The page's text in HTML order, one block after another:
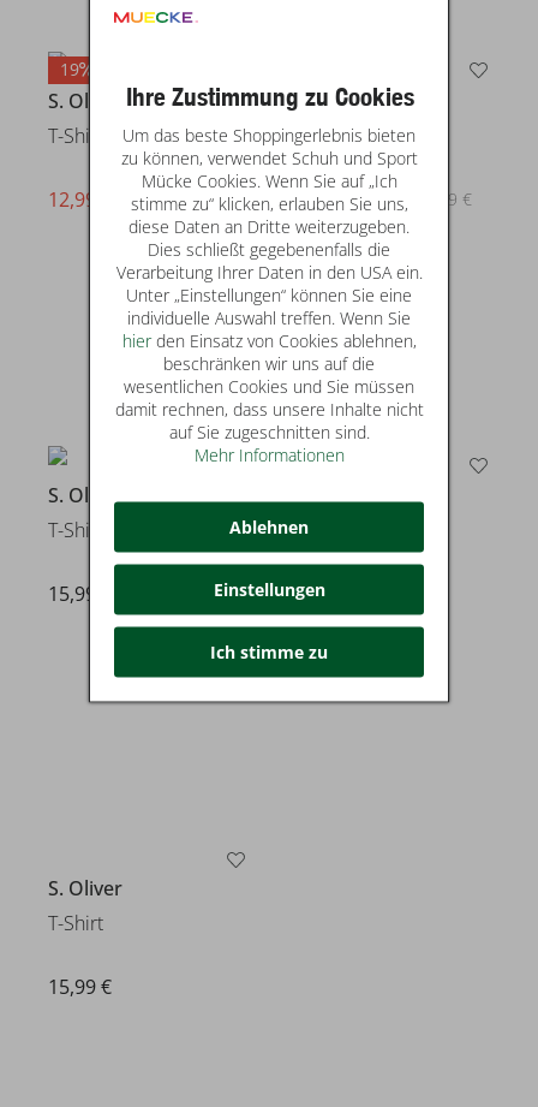
19
S. Oliver
T-Shirt
statt* 15,99 €
12,99 €
S. Oliver
T-Shirt
statt* 15,99 €
12,99 €
S. Oliver
T-Shirt
15,99 €
S. Oliver
T-Shirt
15,99 €
S. Oliver
T-Shirt
15,99 €
Ihre Zustimmung zu Cookies
Um das beste Shoppingerlebnis bieten
zu können, verwendet Schuh und Sport
Mücke Cookies. Wenn Sie auf „Ich
stimme zu“ klicken, erlauben Sie uns,
diese Daten an Dritte weiterzugeben.
Dies schließt gegebenenfalls die
Verarbeitung Ihrer Daten in den USA ein.
Unter „Einstellungen“ können Sie eine
individuelle Auswahl treffen. Wenn Sie
hierden Einsatz von Cookies ablehnen,
beschränken wir uns auf die
wesentlichen Cookies und Sie müssen
damit rechnen, dass unsere Inhalte nicht
auf Sie zugeschnitten sind.
Mehr Informationen
Ablehnen
Einstellungen
Ich stimme zu